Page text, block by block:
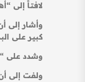
لافتاً إلى
وأشار إلى
كبير على
وشدد على
ولفت إلى